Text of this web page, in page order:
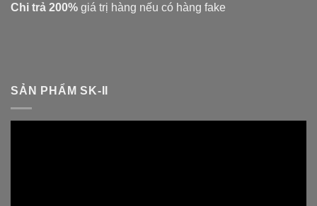
Chi trả 200% giá trị hàng nếu có hàng fake
SẢN PHẨM SK-II